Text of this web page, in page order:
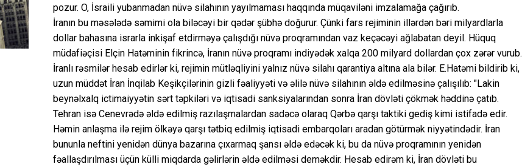
pozur. O, İsraili yubanmadan nüvə silahının yayılmaması haqqında müqaviləni imzalamağa çağırıb.
İranın bu məsələdə səmimi ola biləcəyi bir qədər şübhə doğurur. Çünki fars rejiminin illərdən bəri milyardlarla
dollar bahasına israrla inkişaf etdirməyə çalışdığı nüvə proqramından vaz keçəcəyi ağlabatan deyil. Hüquq
müdafiəçisi Elçin Hatəminin fikrincə, İranın nüvə proqramı indiyədək xalqa 200 milyard dollardan çox zərər vurub.
İranlı rəsmilər hesab edirlər ki, rejimin mütləqliyini yalnız nüvə silahı qarantiya altına ala bilər. E.Hatəmi bildirib ki,
uzun müddət İran İnqilab Keşikçilərinin gizli fəaliyyəti və əlilə nüvə silahının əldə edilməsinə çalışılıb: "Lakin
beynəlxalq ictimaiyyətin sərt təpkiləri və iqtisadi sanksiyalarından sonra İran dövləti çökmək həddinə çatıb.
Tehran isə Cenevrədə əldə edilmiş razılaşmalardan sadəcə olaraq Qərbə qarşı taktiki gediş kimi istifadə edir.
Həmin anlaşma ilə rejim ölkəyə qarşı tətbiq edilmiş iqtisadi embarqoları aradan götürmək niyyətindədir. İran
bununla neftini yenidən dünya bazarına çıxarmaq şansı əldə edəcək ki, bu da nüvə proqramının yenidən
fəallaşdırılması üçün külli miqdarda gəlirlərin əldə edilməsi deməkdir. Hesab edirəm ki, İran dövləti bu